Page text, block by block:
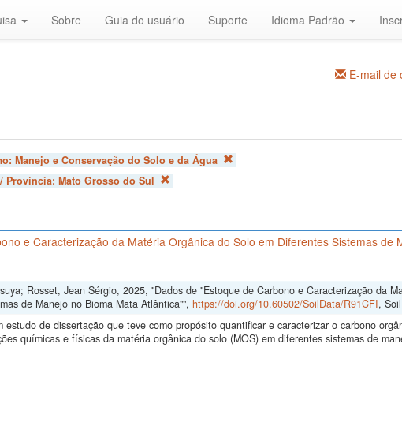
Sobre Guia do usuário Suporte Idioma Padrão
E-mail de
Manejo e Conservação do Solo e da Água
Província: Mato Grosso do Sul
e Caracterização da Matéria Orgânica do Solo em Diferentes Sistemas de
Rosset, Jean Sérgio, 2025, "Dados de "Estoque de Carbono e Caracterização da
de Manejo no Bioma Mata Atlântica"", https://doi.org/10.60502/SoilData/R91CFI,
estudo de dissertação que teve como propósito quantificar e caracterizar o carbono
químicas e físicas da matéria orgânica do solo (MOS) em diferentes sistemas de